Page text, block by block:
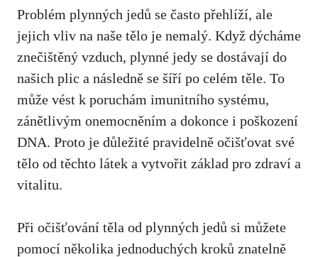
Problém plynných jedů se často přehlíží, ale
jejich vliv na naše tělo je nemalý. Když dýcháme
znečištěný vzduch, plynné jedy se dostávají do
našich plic a následně se šíří po celém těle. To
může vést k poruchám imunitního systému,
zánětlivým onemocněním a dokonce i poškození
DNA. Proto je důležité pravidelně očišťovat své
tělo od těchto látek a vytvořit základ pro zdraví a
vitalitu.
Při očišťování těla od plynných jedů si můžete
pomocí několika jednoduchých kroků znatelně